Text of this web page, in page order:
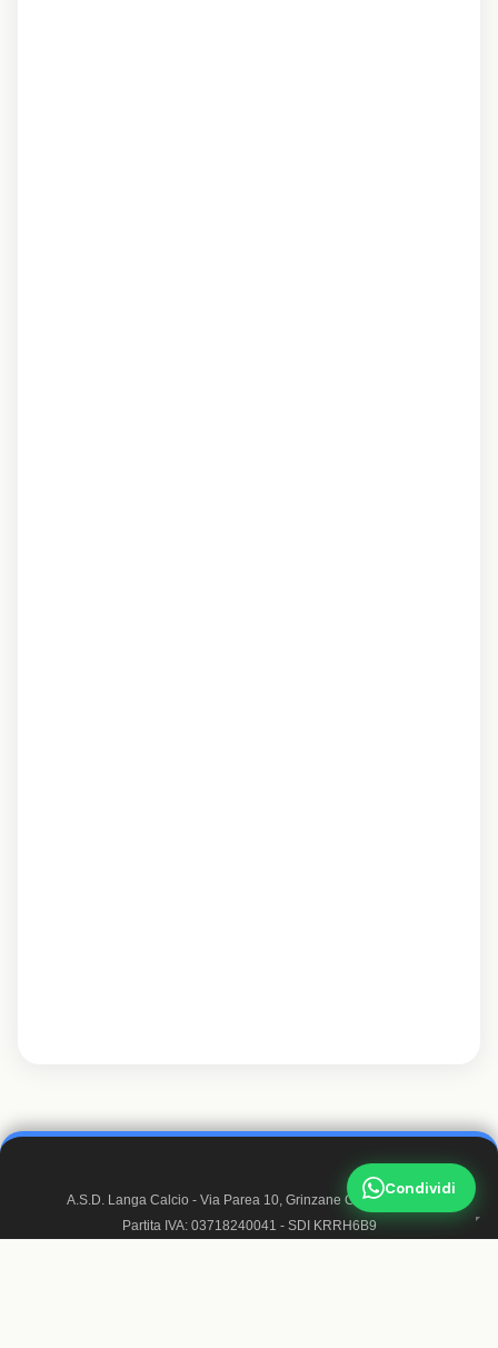
Condividi
A.S.D. Langa Calcio - Via Parea 10, Grinzane Cavour 12060
Partita IVA: 03718240041 - SDI KRRH6B9